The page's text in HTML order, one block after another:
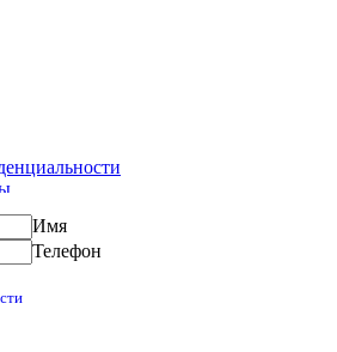
свай
Имя
Телефон